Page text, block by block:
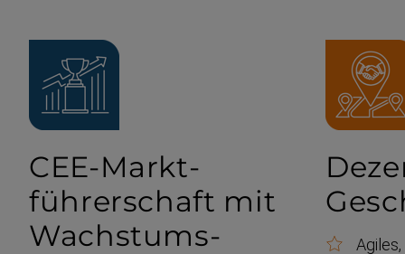
CEE-​Markt­
führerschaft mit
Wachstums­